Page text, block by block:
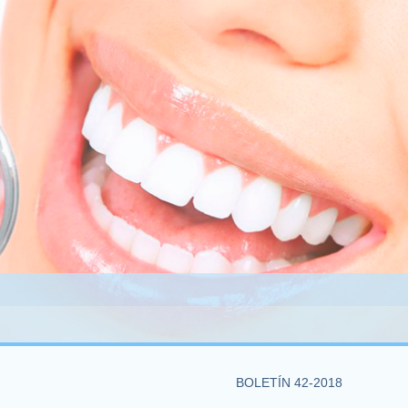
BOLETÍN 42-2018